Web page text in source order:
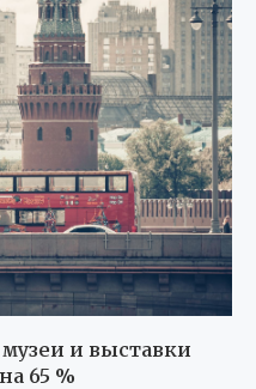
и выставки
65 %